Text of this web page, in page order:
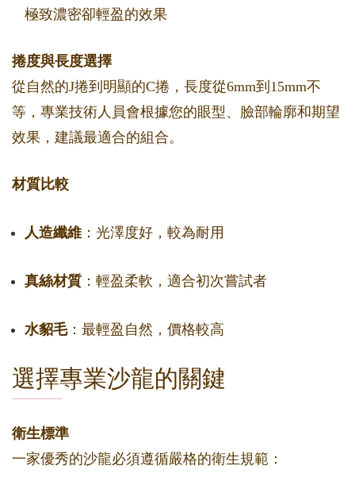
極致濃密卻輕盈的效果
捲度與長度選擇
從自然的J捲到明顯的C捲，長度從6mm到15mm不
等，專業技術人員會根據您的眼型、臉部輪廓和期望
效果，建議最適合的組合。
材質比較
人造纖維 ：光澤度好，較為耐用
真絲材質 ：輕盈柔軟，適合初次嘗試者
水貂毛：最輕盈自然，價格較高
選擇專業沙龍的關鍵
衛生標準
一家優秀的沙龍必須遵循嚴格的衛生規範：